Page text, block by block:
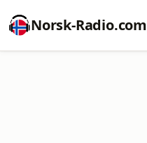
Norsk-Radio.com